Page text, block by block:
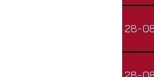
28-